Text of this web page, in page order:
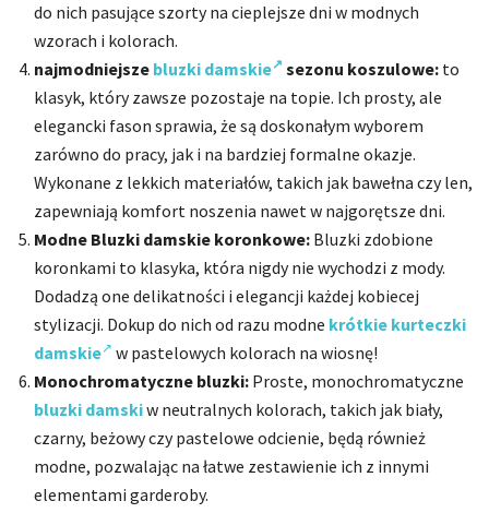
do nich pasujące szorty na cieplejsze dni w modnych
wzorach i kolorach.
najmodniejsze bluzki damskie sezonu koszulowe: to
klasyk, który zawsze pozostaje na topie. Ich prosty, ale
elegancki fason sprawia, że są doskonałym wyborem
zarówno do pracy, jak i na bardziej formalne okazje.
Wykonane z lekkich materiałów, takich jak bawełna czy len,
zapewniają komfort noszenia nawet w najgorętsze dni.
Modne Bluzki damskie koronkowe: Bluzki zdobione
koronkami to klasyka, która nigdy nie wychodzi z mody.
Dodadzą one delikatności i elegancji każdej kobiecej
stylizacji. Dokup do nich od razu modne krótkie kurteczki
damskie
w pastelowych kolorach na wiosnę!
Monochromatyczne bluzki: Proste, monochromatyczne
bluzki damskiw neutralnych kolorach, takich jak biały,
czarny, beżowy czy pastelowe odcienie, będą również
modne, pozwalając na łatwe zestawienie ich z innymi
elementami garderoby.